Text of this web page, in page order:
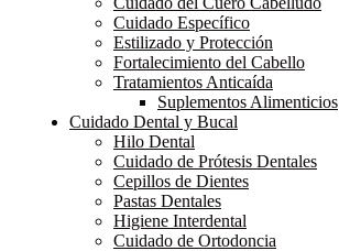
Cuidado Específico
Estilizado y Protección
Fortalecimiento del Cabello
Tratamientos Anticaída
Suplementos Alimenticios
Cuidado Dental y Bucal
Hilo Dental
Cuidado de Prótesis Dentales
Cepillos de Dientes
Pastas Dentales
Higiene Interdental
Cuidado de Ortodoncia